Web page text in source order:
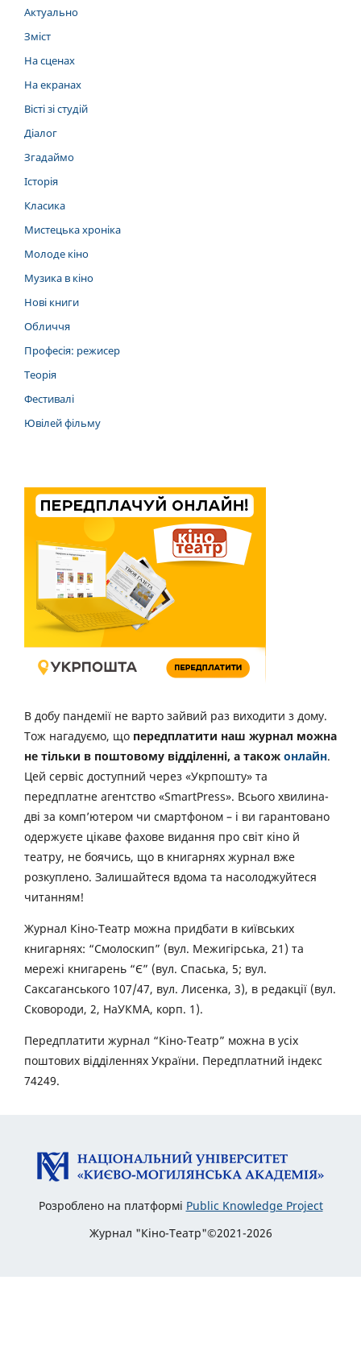
Актуально
Зміст
На сценах
На екранах
Вісті зі студій
Діалог
Згадаймо
Історія
Класика
Мистецька хроніка
Молоде кіно
Музика в кіно
Нові книги
Обличчя
Професія: режисер
Теорія
Фестивалі
Ювілей фільму
В добу пандемії не варто зайвий раз виходити з дому.
Тож нагадуємо, що передплатити наш журнал можна
не тільки в поштовому відділенні, а також онлайн.
Цей сервіс доступний через «Укрпошту» та
передплатне агентство «SmartPress». Всього хвилина-
дві за комп’ютером чи смартфоном – і ви гарантовано
одержуєте цікаве фахове видання про світ кіно й
театру, не боячись, що в книгарнях журнал вже
розкуплено. Залишайтеся вдома та насолоджуйтеся
читанням!
Журнал Кіно-Театр можна придбати в київських
книгарнях: “Смолоскип” (вул. Межигірська, 21) та
мережі книгарень “Є” (вул. Спаська, 5; вул.
Саксаганського 107/47, вул. Лисенка, 3), в редакції (вул.
Сковороди, 2, НаУКМА, корп. 1).
Передплатити журнал “Кіно-Театр” можна в усіх
поштових відділеннях України. Передплатний індекс
74249.
Розроблено на платформі Public Knowledge Project
Журнал "Кіно-Театр"©2021-2026